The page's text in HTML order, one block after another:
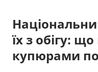
їх з обігу: що
купюрами